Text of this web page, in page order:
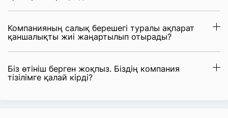
Компанияның салық берешегі туралы ақпарат
қаншалықты жиі жаңартылып отырады?
Біз өтініш берген жоқпыз. Біздің компания
тізілімге қалай кірді?